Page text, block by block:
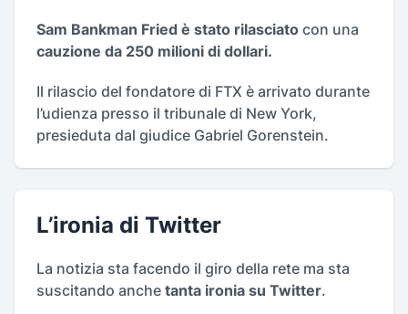
Sam Bankman Fried è stato rilasciato con una
cauzione da 250 milioni di dollari.
Il rilascio del fondatore di FTX è arrivato durante
l’udienza presso il tribunale di New York,
presieduta dal giudice Gabriel Gorenstein.
L’ironia di Twitter
La notizia sta facendo il giro della rete ma sta
suscitando anche tanta ironia su Twitter.